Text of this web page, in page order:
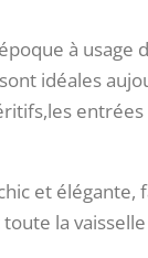
à usage
idéales
entrées
et élégante,
la